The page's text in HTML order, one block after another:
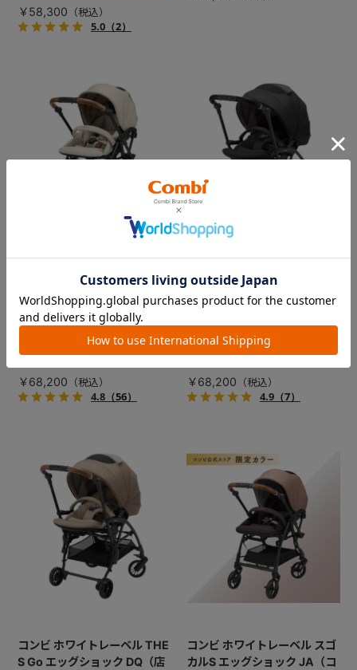
￥58,300
5.0（2）
コンビ ホワイトレーベル スゴ
舗限定モデル）
数量限定の新色登場！シート
が動いて赤ちゃんがグッと近
ー。
￥68,200
4.8（56）
コンビ ホワイトレーベル THE
S Go エッグショック DQ（店
舗限定モデル）
ひろびろシートなのに、小さ
くたためる。トラベルシステ
￥68,200
4.9（7）
コンビ ホワイトレーベル THE
S Go エッグショック DQ（店
コンビ ホワイトレーベル スゴ
カルS エッグショック JA（コ